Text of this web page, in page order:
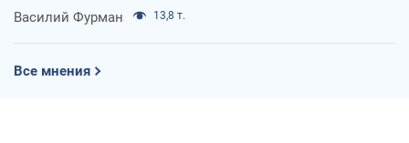
Василий Фурман 13,8 т.
Все мнения